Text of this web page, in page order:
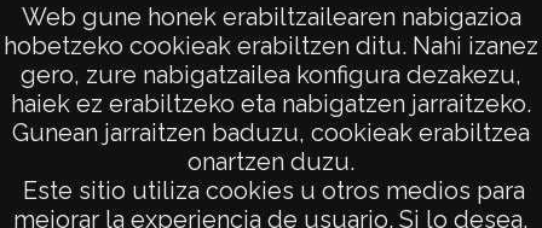
Web gune honek erabiltzailearen nabigazioa
hobetzeko cookieak erabiltzen ditu. Nahi izanez
gero, zure nabigatzailea konfigura dezakezu,
haiek ez erabiltzeko eta nabigatzen jarraitzeko.
Gunean jarraitzen baduzu, cookieak erabiltzea
onartzen duzu.
Este sitio utiliza cookies u otros medios para
mejorar la experiencia de usuario. Si lo desea,
Reyes. Retablo mayor. Detalle del bancal.
Prendimiento
AVISO LEGAL
POLÍTICA DE PRIVACIDAD